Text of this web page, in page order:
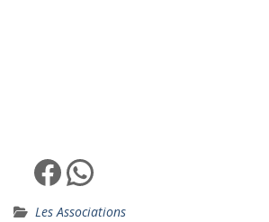
Facebook
WhatsApp
Les Associations